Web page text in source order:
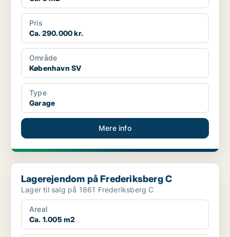
Pris
Ca. 290.000 kr.
Område
København SV
Type
Garage
Mere info
Lagerejendom på Frederiksberg C
Lagerejendom på Frederiksberg C
Lager til salg på 1861 Frederiksberg C
Areal
Ca. 1.005 m2